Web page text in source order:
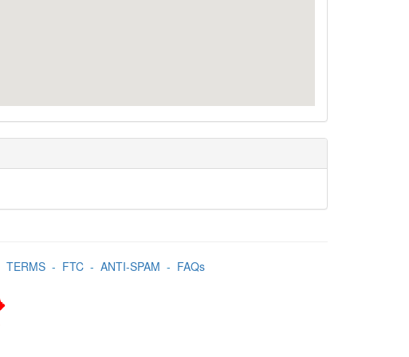
TERMS- FTC- ANTI-SPAM - FAQs